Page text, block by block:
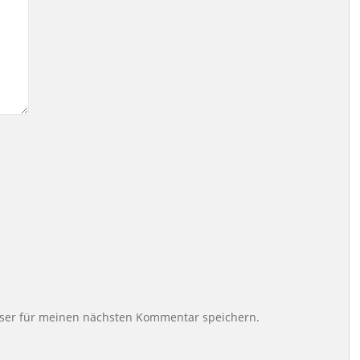
für meinen nächsten Kommentar speichern.